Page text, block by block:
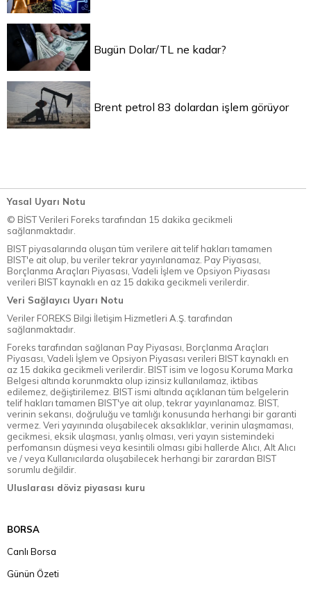
Bugün Dolar/TL ne kadar?
Brent petrol 83 dolardan işlem görüyor
Yasal Uyarı Notu
© BİST Verileri Foreks tarafından 15 dakika gecikmeli
sağlanmaktadır.
BIST piyasalarında oluşan tüm verilere ait telif hakları tamamen
BIST'e ait olup, bu veriler tekrar yayınlanamaz. Pay Piyasası,
Borçlanma Araçları Piyasası, Vadeli İşlem ve Opsiyon Piyasası
verileri BIST kaynaklı en az 15 dakika gecikmeli verilerdir.
Veri Sağlayıcı Uyarı Notu
Veriler FOREKS Bilgi İletişim Hizmetleri A.Ş. tarafından
sağlanmaktadır.
Foreks tarafından sağlanan Pay Piyasası, Borçlanma Araçları
Piyasası, Vadeli İşlem ve Opsiyon Piyasası verileri BIST kaynaklı en
az 15 dakika gecikmeli verilerdir. BIST isim ve logosu Koruma Marka
Belgesi altında korunmakta olup izinsiz kullanılamaz, iktibas
edilemez, değiştirilemez. BIST ismi altında açıklanan tüm belgelerin
telif hakları tamamen BIST'ye ait olup, tekrar yayınlanamaz. BIST,
verinin sekansı, doğruluğu ve tamlığı konusunda herhangi bir garanti
vermez. Veri yayınında oluşabilecek aksaklıklar, verinin ulaşmaması,
gecikmesi, eksik ulaşması, yanlış olması, veri yayın sistemindeki
perfomansın düşmesi veya kesintili olması gibi hallerde Alıcı, Alt Alıcı
ve / veya Kullanıcılarda oluşabilecek herhangi bir zarardan BIST
sorumlu değildir.
Uluslarası döviz piyasası kuru
BORSA
Canlı Borsa
Günün Özeti